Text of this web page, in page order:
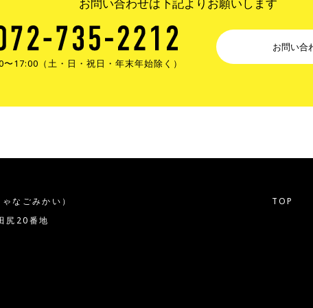
お問い合わせは下記よりお願いします
17:00（土・日・祝日・年末年始除く）
お問い合
ゃなごみかい）
尻20番地
TOP